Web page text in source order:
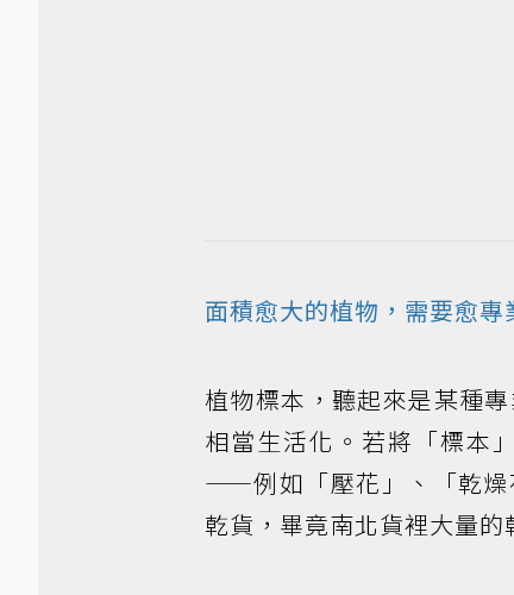
面積愈大的植物，需要愈專
植物標本，聽起來是某種
相當生活化。若將「標本
——例如「壓花」、「乾燥
乾貨，畢竟南北貨裡大量的